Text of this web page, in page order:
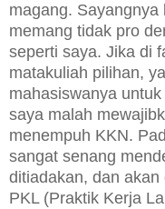
magang.
memang tidak pro
seperti saya. Jika di
matakuliah pilihan,
mahasiswanya
saya malah
menempuh KKN.
sangat senang
ditiadakan, dan
PKL (Praktik Kerja